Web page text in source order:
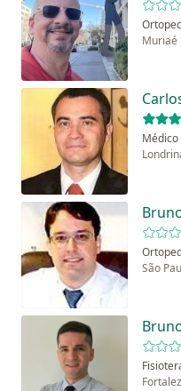
Muriaé
São